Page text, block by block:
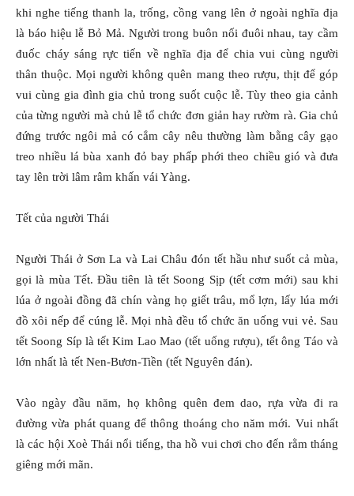
khi nghe tiếng thanh la, trống, cồng vang lên ở ngoài nghĩa địa
là báo hiệu lễ Bỏ Mả. Người trong buôn nối đuôi nhau, tay cầm
đuốc cháy sáng rực tiến về nghĩa địa để chia vui cùng người
thân thuộc. Mọi người không quên mang theo rượu, thịt để góp
vui cùng gia đình gia chủ trong suốt cuộc lễ. Tùy theo gia cảnh
của từng người mà chủ lễ tổ chức đơn giản hay rườm rà. Gia chủ
đứng trước ngôi mả có cắm cây nêu thường làm bằng cây gạo
treo nhiều lá bùa xanh đỏ bay phấp phới theo chiều gió và đưa
tay lên trời lâm râm khấn vái Yàng.
Tết của người Thái
Người Thái ở Sơn La và Lai Châu đón tết hầu như suốt cả mùa,
gọi là mùa Tết. Ðầu tiên là tết Soong Sịp (tết cơm mới) sau khi
lúa ở ngoài đồng đã chín vàng họ giết trâu, mổ lợn, lấy lúa mới
đồ xôi nếp để cúng lễ. Mọi nhà đều tổ chức ăn uống vui vẻ. Sau
tết Soong Síp là tết Kim Lao Mao (tết uống rượu), tết ông Táo và
lớn nhất là tết Nen-Bươn-Tiền (tết Nguyên đán).
Vào ngày đầu năm, họ không quên đem dao, rựa vừa đi ra
đường vừa phát quang để thông thoáng cho năm mới. Vui nhất
là các hội Xoè Thái nổi tiếng, tha hồ vui chơi cho đến rằm tháng
giêng mới mãn.